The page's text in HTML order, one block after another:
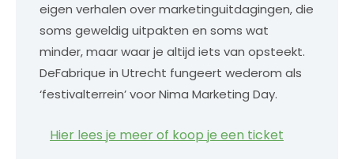
eigen verhalen over marketinguitdagingen, die
soms geweldig uitpakten en soms wat
minder, maar waar je altijd iets van opsteekt.
DeFabrique in Utrecht fungeert wederom als
‘festivalterrein’ voor Nima Marketing Day.
Hier lees je meer of koop je een ticket